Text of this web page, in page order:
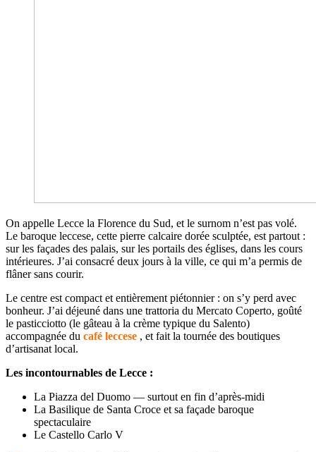
On appelle Lecce la Florence du Sud, et le surnom n’est pas volé.
Le baroque leccese, cette pierre calcaire dorée sculptée, est partout :
sur les façades des palais, sur les portails des églises, dans les cours
intérieures. J’ai consacré deux jours à la ville, ce qui m’a permis de
flâner sans courir.
Le centre est compact et entièrement piétonnier : on s’y perd avec
bonheur. J’ai déjeuné dans une trattoria du Mercato Coperto, goûté
le pasticciotto (le gâteau à la crème typique du Salento)
accompagnée du café leccese , et fait la tournée des boutiques
d’artisanat local.
Les incontournables de Lecce :
La Piazza del Duomo — surtout en fin d’après-midi
La Basilique de Santa Croce et sa façade baroque
spectaculaire
Le Castello Carlo V